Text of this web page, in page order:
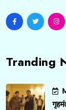
Tranding